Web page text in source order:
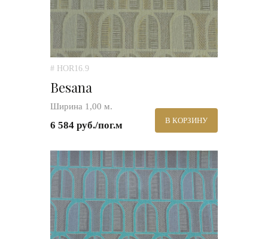
# HOR16.9
Besana
Ширина 1,00 м.
6 584 руб./пог.м В КОРЗИНУ